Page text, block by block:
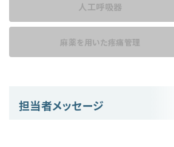
人工呼吸器
麻薬を用いた疼痛管理
担当者メッセージ